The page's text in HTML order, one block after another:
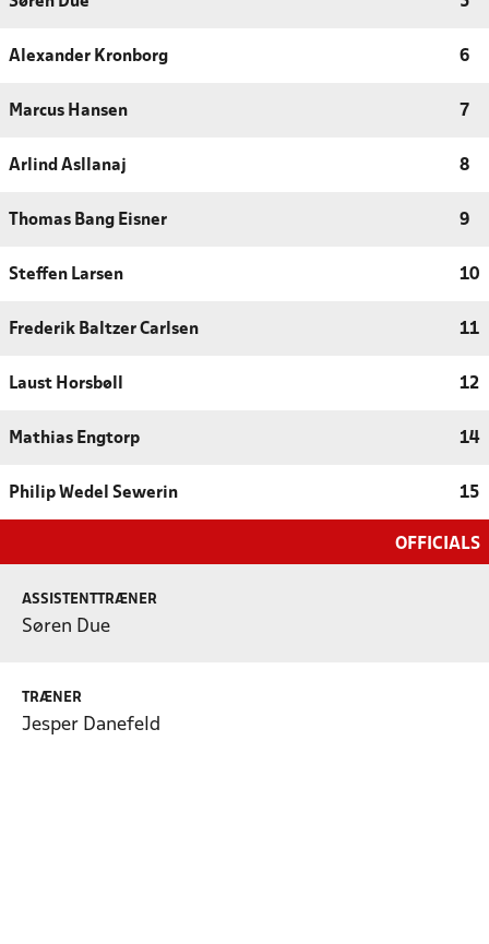
Alexander Kronborg 6
Marcus Hansen 7
Arlind Asllanaj 8
Thomas Bang Eisner 9
Steffen Larsen 10
Frederik Baltzer Carlsen 11
Laust Horsbøll 12
Mathias Engtorp 14
Philip Wedel Sewerin 15
OFFICIALS
ASSISTENTTRÆNER
Søren Due
TRÆNER
Jesper Danefeld